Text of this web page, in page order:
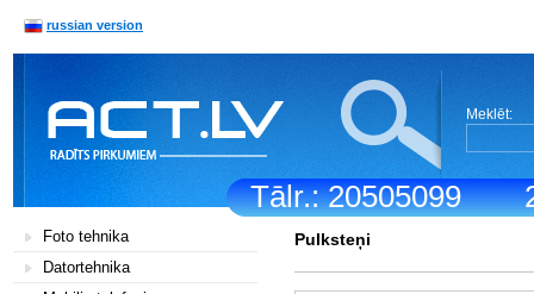
Tālr.: 20505099
russian version
Meklēt:
Foto tehnika
Datortehnika
Pulksteņi